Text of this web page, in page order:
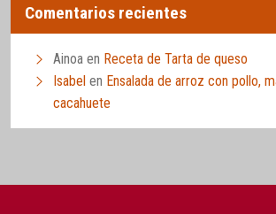
Comentarios recientes
Ainoa en Receta de Tarta de queso
Isabel en Ensalada de arroz con pollo,
cacahuete